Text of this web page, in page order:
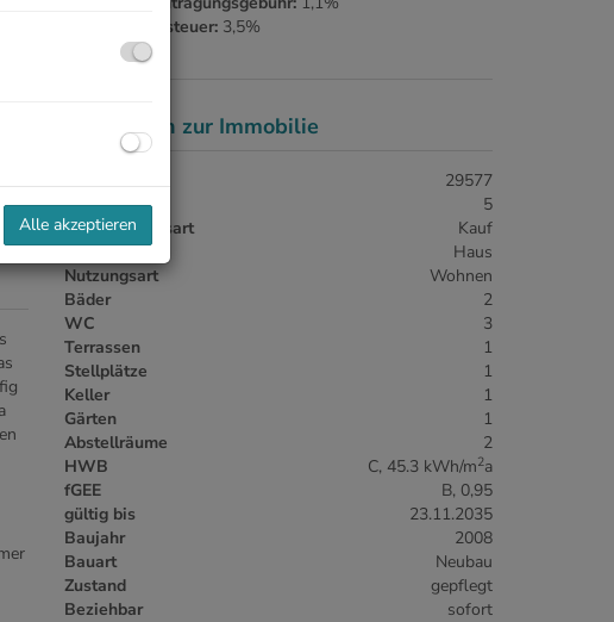
Grunderwerbsteuer: 3,5%
Basisdaten zur Immobilie
Objektnr.
29577
Zimmer
5
Vermarktungsart
Kauf
Objektart
Haus
Nutzungsart
Wohnen
Bäder
2
WC
3
Terrassen
1
Stellplätze
1
Keller
1
Gärten
1
Abstellräume
2
HWB
C, 45.3 kWh/m2a
fGEE
B, 0,95
gültig bis
23.11.2035
Baujahr
2008
Bauart
Neubau
Zustand
gepflegt
Beziehbar
sofort
Alle akzeptieren